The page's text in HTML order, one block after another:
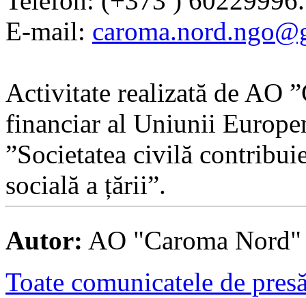
E-mail:
Activitate realizată de AO
financiar al Uniunii
”Societatea civilă
socială a țării”.
Autor: AO "Caroma Nord"
Toate comunicatele de